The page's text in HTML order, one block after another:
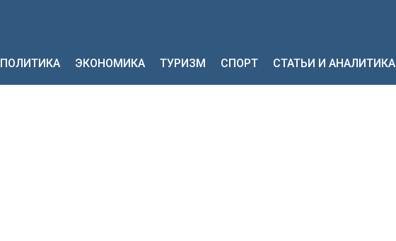
ПОЛИТИКА ЭКОНОМИКА ТУРИЗМ СПОРТ СТАТЬИ И АНАЛИТИКА